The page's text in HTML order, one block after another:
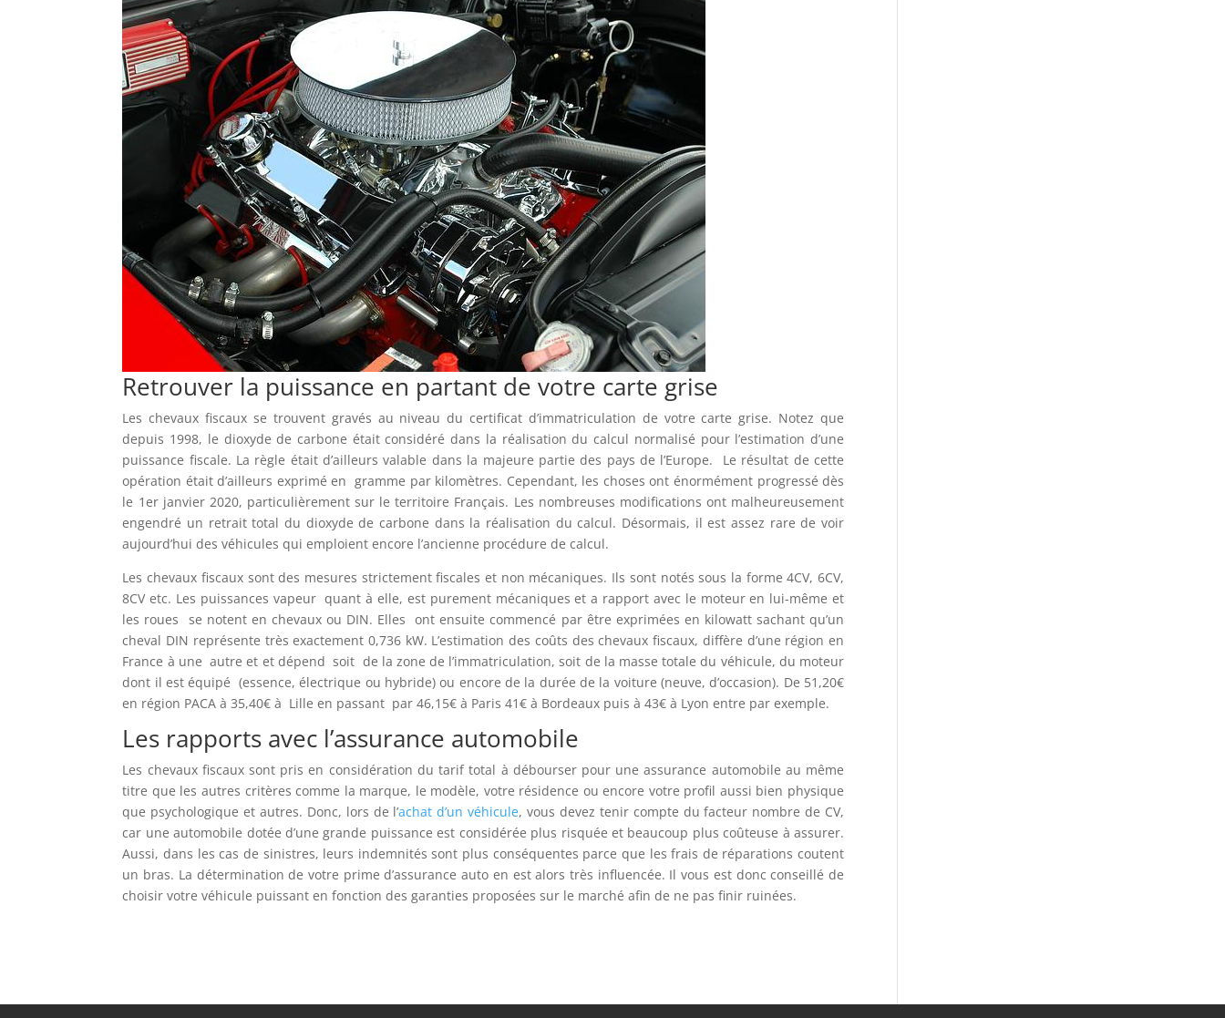
Retrouver la puissance en partant de votre carte grise
Les chevaux fiscaux se trouvent gravés au niveau du certificat d’immatriculation de votre carte grise. Notez que
depuis 1998, le dioxyde de carbone était considéré dans la réalisation du calcul normalisé pour l’estimation d’une
puissance fiscale. La règle était d’ailleurs valable dans la majeure partie des pays de l’Europe. Le résultat de cette
opération était d’ailleurs exprimé en gramme par kilomètres. Cependant, les choses ont énormément progressé dès
le 1er janvier 2020, particulièrement sur le territoire Français. Les nombreuses modifications ont malheureusement
engendré un retrait total du dioxyde de carbone dans la réalisation du calcul. Désormais, il est assez rare de voir
aujourd’hui des véhicules qui emploient encore l’ancienne procédure de calcul.
Les chevaux fiscaux sont des mesures strictement fiscales et non mécaniques. Ils sont notés sous la forme 4CV, 6CV,
8CV etc. Les puissances vapeur quant à elle, est purement mécaniques et a rapport avec le moteur en lui-même et
les roues se notent en chevaux ou DIN. Elles ont ensuite commencé par être exprimées en kilowatt sachant qu’un
cheval DIN représente très exactement 0,736 kW. L’estimation des coûts des chevaux fiscaux, diffère d’une région en
France à une autre et et dépend soit de la zone de l’immatriculation, soit de la masse totale du véhicule, du moteur
dont il est équipé (essence, électrique ou hybride) ou encore de la durée de la voiture (neuve, d’occasion). De 51,20€
en région PACA à 35,40€ à Lille en passant par 46,15€ à Paris 41€ à Bordeaux puis à 43€ à Lyon entre par exemple.
Les rapports avec l’assurance automobile
Les chevaux fiscaux sont pris en considération du tarif total à débourser pour une assurance automobile au même
titre que les autres critères comme la marque, le modèle, votre résidence ou encore votre profil aussi bien physique
que psychologique et autres. Donc, lors de l’achat d’un véhicule, vous devez tenir compte du facteur nombre de CV,
car une automobile dotée d’une grande puissance est considérée plus risquée et beaucoup plus coûteuse à assurer.
Aussi, dans les cas de sinistres, leurs indemnités sont plus conséquentes parce que les frais de réparations coutent
un bras. La détermination de votre prime d’assurance auto en est alors très influencée. Il vous est donc conseillé de
choisir votre véhicule puissant en fonction des garanties proposées sur le marché afin de ne pas finir ruinées.